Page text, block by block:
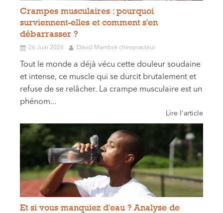
Crampes musculaires : pourquoi
surviennent-elles et comment s'en
débarrasser ?
26 Juin 2026 David Mambré chiropracteur
Tout le monde a déjà vécu cette douleur soudaine
et intense, ce muscle qui se durcit brutalement et
refuse de se relâcher. La crampe musculaire est un
phénom...
Lire l'article
Et si vous manquiez d'eau ? Analyse de